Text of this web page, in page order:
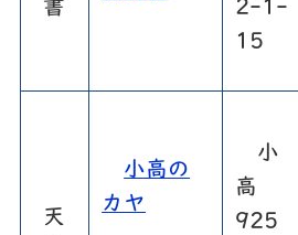
書
2-1-
15
天
小高の
カヤ
小
高
925